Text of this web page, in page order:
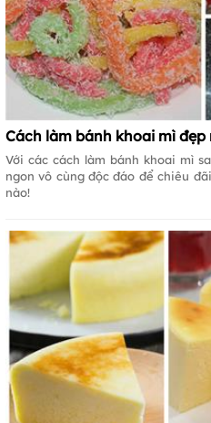
Cách làm bánh khoai mì
Với các cách làm bánh khoai mì
ngon vô cùng độc đáo để chiêu
nào!